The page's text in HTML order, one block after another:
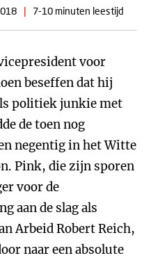
| 7-10 minuten leestijd
voor
beseffen dat hij
politiek junkie met
de toen nog
negentig in het Witte
Pink, die zijn sporen
voor de
aan de slag als
Arbeid Robert Reich,
naar een absolute